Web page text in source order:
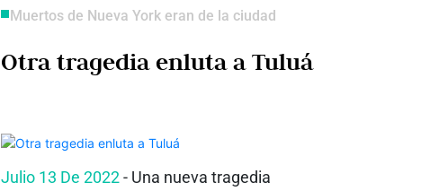
Muertos de Nueva York eran de la ciudad
Otra tragedia enluta a Tuluá
Julio 13 De 2022- Una nueva tragedia